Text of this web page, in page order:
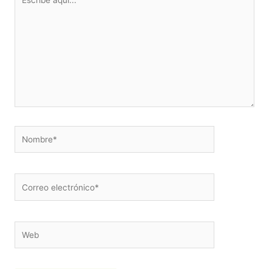
aquí...
electrónico*